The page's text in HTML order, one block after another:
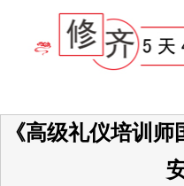
《高级礼仪培训师